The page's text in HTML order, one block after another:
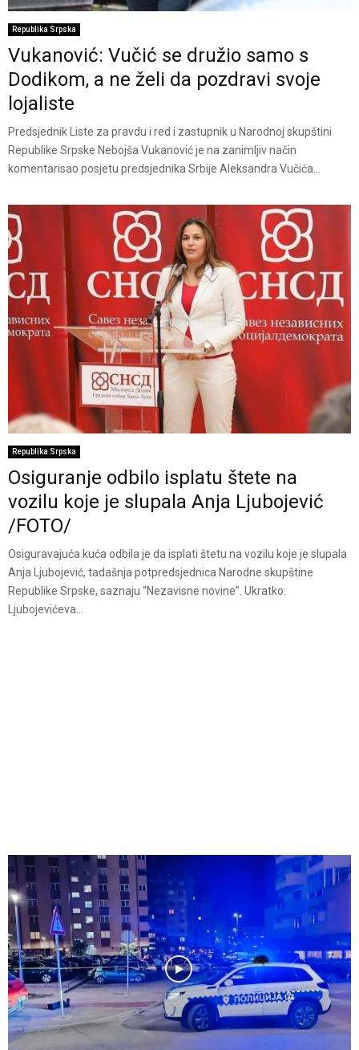
Republika Srpska
Vukanović: Vučić se družio samo s
Dodikom, a ne želi da pozdravi svoje
lojaliste
Predsjednik Liste za pravdu i red i zastupnik u Narodnoj skupštini
Republike Srpske Nebojša Vukanović je na zanimljiv način
komentarisao posjetu predsjednika Srbije Aleksandra Vučića...
Republika Srpska
Osiguranje odbilo isplatu štete na
vozilu koje je slupala Anja Ljubojević
/FOTO/
Osiguravajuća kuća odbila je da isplati štetu na vozilu koje je slupala
Anja Ljubojević, tadašnja potpredsjednica Narodne skupštine
Republike Srpske, saznaju “Nezavisne novine”. Ukratko:
Ljubojevićeva...